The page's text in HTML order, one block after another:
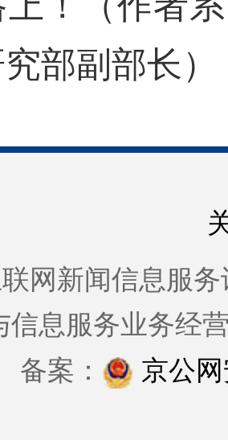
部副部长）
网新闻信息服务
信息服务业务经
备案：
京公网